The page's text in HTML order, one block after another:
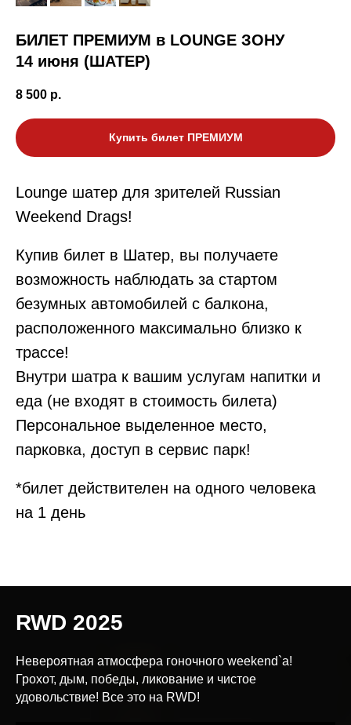
БИЛЕТ ПРЕМИУМ в LOUNGE ЗОНУ
14 июня (ШАТЕР)
8 500 р.
Купить билет ПРЕМИУМ
Lounge шатер для зрителей Russian
Weekend Drags!
Купив билет в Шатер, вы получаете
возможность наблюдать за стартом
безумных автомобилей с балкона,
расположенного максимально близко к
трассе!
Внутри шатра к вашим услугам напитки и
еда (не входят в стоимость билета)
Персональное выделенное место,
парковка, доступ в сервис парк!
*билет действителен на одного человека
на 1 день
RWD 2025
Невероятная атмосфера гоночного weekend`a!
Грохот, дым, победы, ликование и чистое
удовольствие! Все это на RWD!